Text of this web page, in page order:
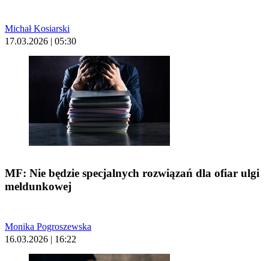
Michał Kosiarski
17.03.2026 | 05:30
MF: Nie będzie specjalnych rozwiązań dla ofiar ulgi
meldunkowej
Monika Pogroszewska
16.03.2026 | 16:22